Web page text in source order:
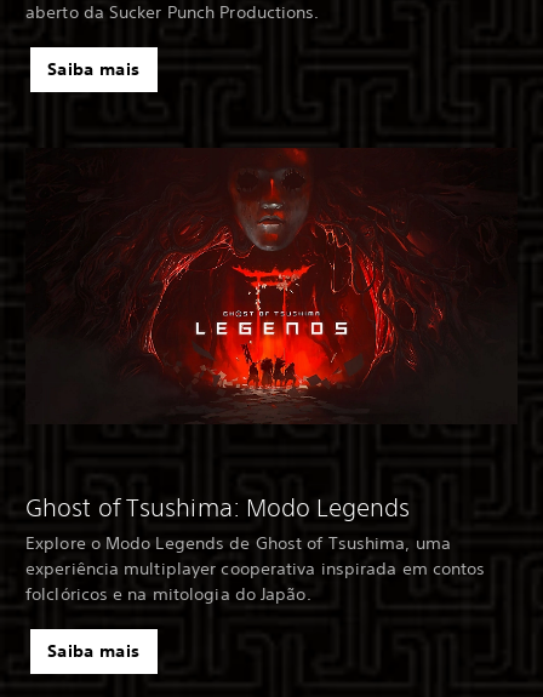
aberto da Sucker Punch Productions.
Saiba mais
Ghost of Tsushima: Modo Legends
Explore o Modo Legends de Ghost of Tsushima, uma
experiência multiplayer cooperativa inspirada em contos
folclóricos e na mitologia do Japão.
Saiba mais